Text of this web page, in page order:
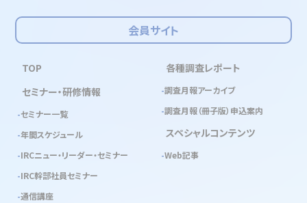
会員サイト
TOP
セミナー・研修情報
セミナー一覧
年間スケジュール
IRCニュー・リーダー・セミナー
IRC幹部社員セミナー
通信講座
各種調査レポート
調査月報アーカイブ
調査月報（冊子版）申込案内
スペシャルコンテンツ
Web記事